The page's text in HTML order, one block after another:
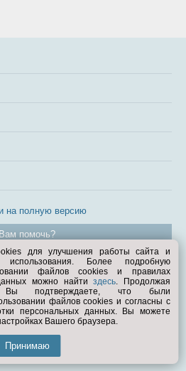
на полную версию
Вам помочь?
1998—2026
для улучшения работы сайта и
Более подробную
файлов cookies и правилах
можно найтиздесь. Продолжая
Вы подтверждаете, что были
файлов cookies и согласны с
персональных данных. Вы можете
Вашего браузера.
Принимаю